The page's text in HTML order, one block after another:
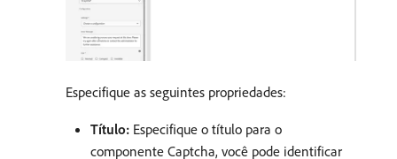
Especifique as seguintes propriedades:
Título: Especifique o título para o
componente Captcha, você pode identificar